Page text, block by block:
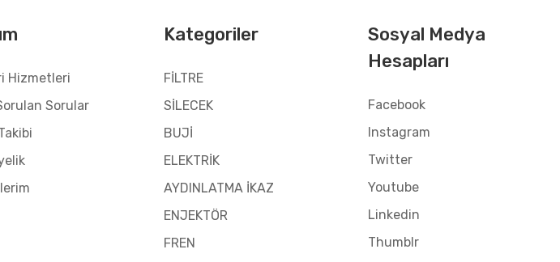
Hizmetleri
Sorular
Kategoriler
FİLTRE
SİLECEK
BUJİ
ELEKTRİK
AYDINLATMA İKAZ
ENJEKTÖR
FREN
Sosyal Medya
Hesapları
Facebook
Instagram
Twitter
Youtube
Linkedin
Thumblr